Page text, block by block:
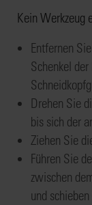
Kein Werkzeug
Entfernen
Schenkel
Drehen Sie
bis sich der
Ziehen Sie
Führen Sie
zwischen
und